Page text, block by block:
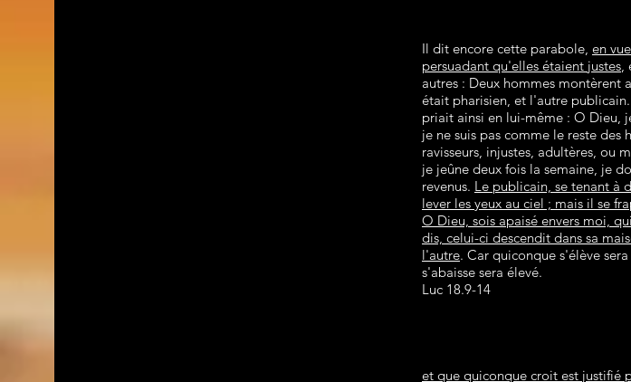
Il dit encore cette parabole, en
persuadant qu'elles étaient justes,
autres : Deux hommes montèrent
était pharisien, et l'autre
priait ainsi en lui-même : O Dieu,
je ne suis pas comme le reste des
ravisseurs, injustes, adultères, ou
je jeûne deux fois la semaine, je
revenus. Le publicain, se tenant à
lever les yeux au ciel ; mais il se
O Dieu, sois apaisé envers moi,
dis, celui-ci descendit dans sa
l'autre. Car quiconque s'élève
s'abaisse sera élevé.
Luc 18.9-14
et que quiconque croit est justifié